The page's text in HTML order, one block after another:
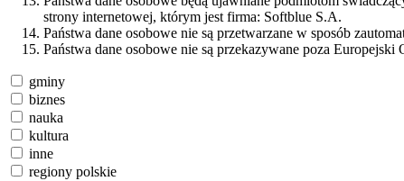
strony internetowej, którym jest firma: Softblue S.A.
Państwa dane osobowe nie są przetwarzane w sposób
Państwa dane osobowe nie są przekazywane poza
gminy
biznes
nauka
kultura
inne
regiony polskie